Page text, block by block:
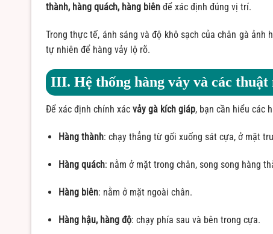
thành, hàng quách, hàng biên để xác định đúng vị trí.
Trong thực tế, ánh sáng và độ khô sạch của chân gà
tự nhiên để hàng vảy lộ rõ.
III. Hệ thống hàng vảy và các thuật
Để xác định chính xác vảy gà kích giáp, bạn cần hiểu các
Hàng thành: chạy thẳng từ gối xuống sát cựa, ở mặt
Hàng quách: nằm ở mặt trong chân, song song hàng
Hàng biên: nằm ở mặt ngoài chân.
Hàng hậu, hàng độ: chạy phía sau và bên trong cựa.